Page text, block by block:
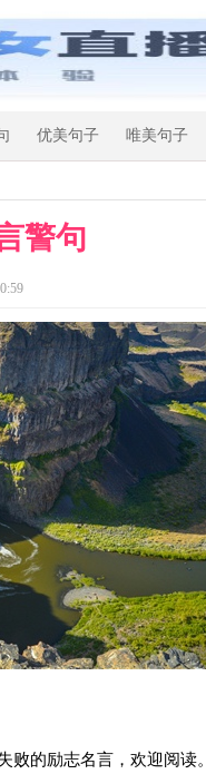
优美句子 唯美句子
警句
的励志名言，欢迎阅读。